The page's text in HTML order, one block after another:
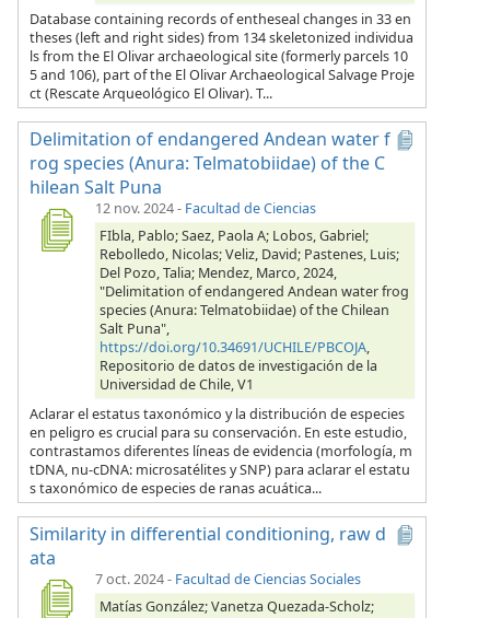
Database containing records of entheseal changes in 33 en
theses (left and right sides) from 134 skeletonized individua
ls from the El Olivar archaeological site (formerly parcels 10
5 and 106), part of the El Olivar Archaeological Salvage Proje
ct (Rescate Arqueológico El Olivar). T...
Delimitation of endangered Andean water f
rog species (Anura: Telmatobiidae) of the C
hilean Salt Puna
12 nov. 2024- Facultad de Ciencias
FIbla, Pablo; Saez, Paola A; Lobos, Gabriel;
Rebolledo, Nicolas; Veliz, David; Pastenes, Luis;
Del Pozo, Talia; Mendez, Marco, 2024,
"Delimitation of endangered Andean water frog
species (Anura: Telmatobiidae) of the Chilean
Salt Puna",
https://doi.org/10.34691/UCHILE/PBCOJA,
Repositorio de datos de investigación de la
Universidad de Chile, V1
Aclarar el estatus taxonómico y la distribución de especies
en peligro es crucial para su conservación. En este estudio,
contrastamos diferentes líneas de evidencia (morfología, m
tDNA, nu-cDNA: microsatélites y SNP) para aclarar el estatu
s taxonómico de especies de ranas acuática...
Similarity in differential conditioning, raw d
ata
7 oct. 2024- Facultad de Ciencias Sociales
Matías González; Vanetza Quezada-Scholz;